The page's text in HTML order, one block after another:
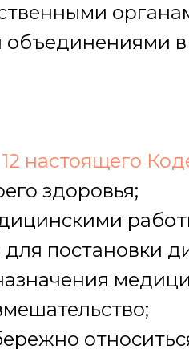
12 настоящего
здоровья;
постановки